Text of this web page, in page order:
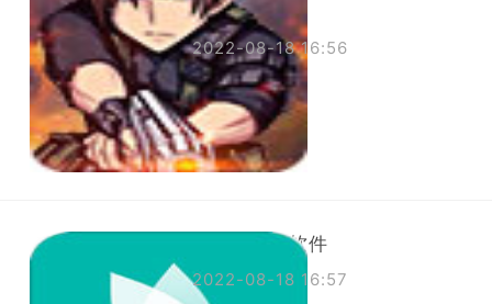
黄车教程
2022-08-18 16:56
代理海外ip软件
2022-08-18 16:57